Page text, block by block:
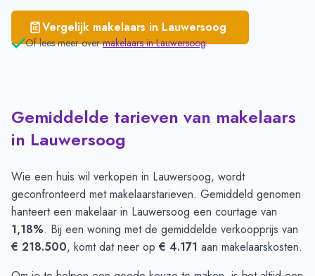
Vergelijk makelaars in Lauwersoog
Of lees meer over makelaars inLauwersoog
Gemiddelde tarieven van makelaars
in Lauwersoog
Wie een huis wil verkopen in Lauwersoog, wordt
geconfronteerd met makelaarstarieven. Gemiddeld genomen
hanteert een makelaar in Lauwersoog een courtage van
1,18%. Bij een woning met de gemiddelde verkoopprijs van
€ 218.500, komt dat neer op € 4.171 aan makelaarskosten.